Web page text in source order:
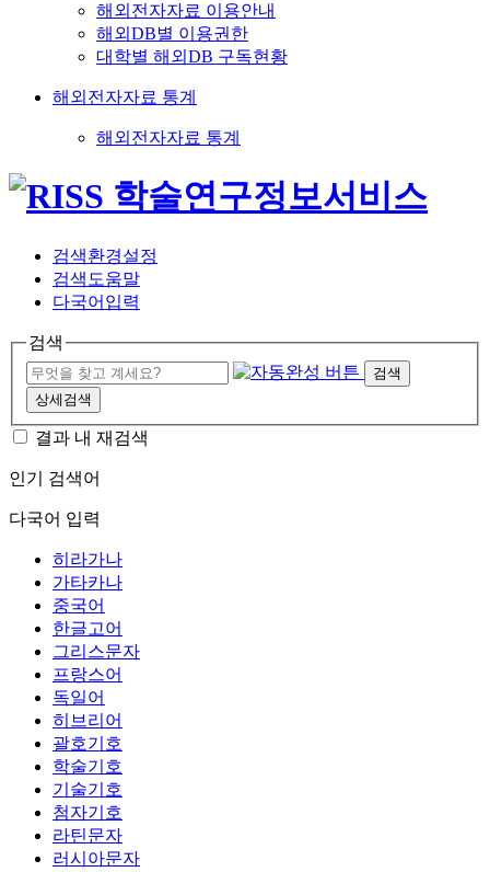
해외전자자료 이용안내
해외DB별 이용권한
대학별 해외DB 구독현황
해외전자자료 통계
해외전자자료 통계
검색환경설정
검색도움말
다국어입력
검색
검색
상세검색
결과 내 재검색
인기 검색어
다국어 입력
히라가나
가타카나
중국어
한글고어
그리스문자
프랑스어
독일어
히브리어
괄호기호
학술기호
기술기호
첨자기호
라틴문자
러시아문자